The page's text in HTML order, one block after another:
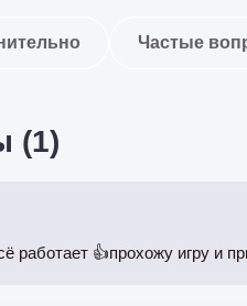
Частые
(1)
работает 👍прохожу игру и